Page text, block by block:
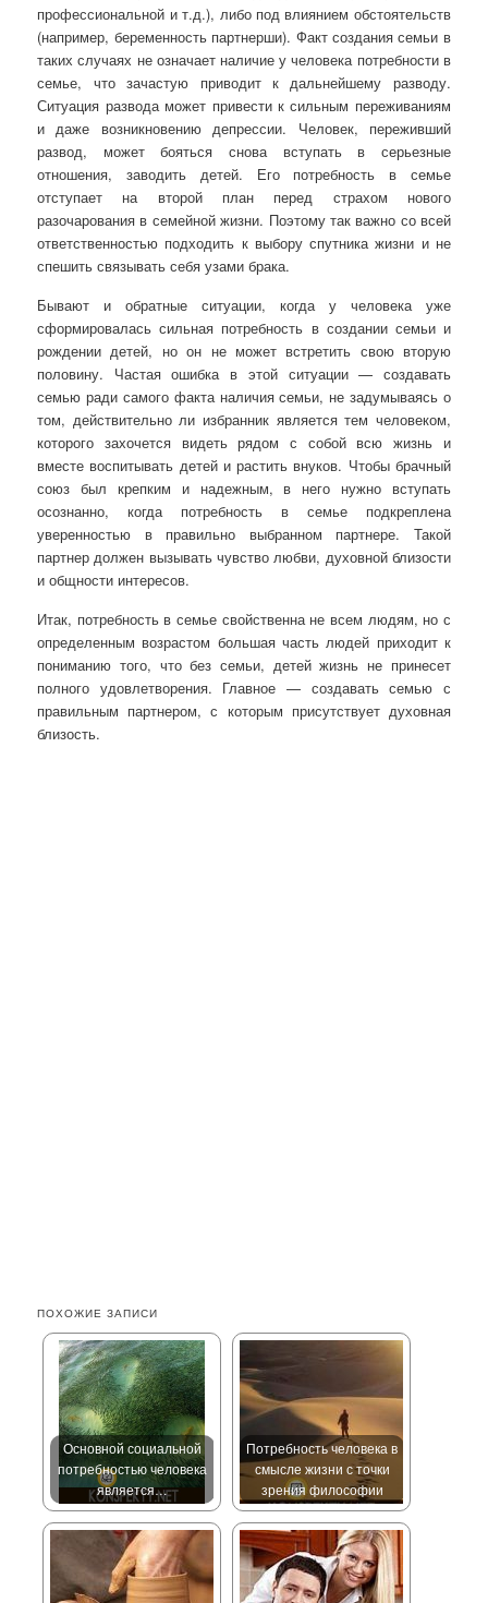
профессиональной и т.д.), либо под влиянием обстоятельств
(например, беременность партнерши). Факт создания семьи в
таких случаях не означает наличие у человека потребности в
семье, что зачастую приводит к дальнейшему разводу.
Ситуация развода может привести к сильным переживаниям
и даже возникновению депрессии. Человек, переживший
развод, может бояться снова вступать в серьезные
отношения, заводить детей. Его потребность в семье
отступает на второй план перед страхом нового
разочарования в семейной жизни. Поэтому так важно со всей
ответственностью подходить к выбору спутника жизни и не
спешить связывать себя узами брака.
Бывают и обратные ситуации, когда у человека уже
сформировалась сильная потребность в создании семьи и
рождении детей, но он не может встретить свою вторую
половину. Частая ошибка в этой ситуации — создавать
семью ради самого факта наличия семьи, не задумываясь о
том, действительно ли избранник является тем человеком,
которого захочется видеть рядом с собой всю жизнь и
вместе воспитывать детей и растить внуков. Чтобы брачный
союз был крепким и надежным, в него нужно вступать
осознанно, когда потребность в семье подкреплена
уверенностью в правильно выбранном партнере. Такой
партнер должен вызывать чувство любви, духовной близости
и общности интересов.
Итак, потребность в семье свойственна не всем людям, но с
определенным возрастом большая часть людей приходит к
пониманию того, что без семьи, детей жизнь не принесет
полного удовлетворения. Главное — создавать семью с
правильным партнером, с которым присутствует духовная
близость.
ПОХОЖИЕ ЗАПИСИ
Основной социальной
потребностью человека
является…
Потребность человека в
смысле жизни с точки
зрения философии